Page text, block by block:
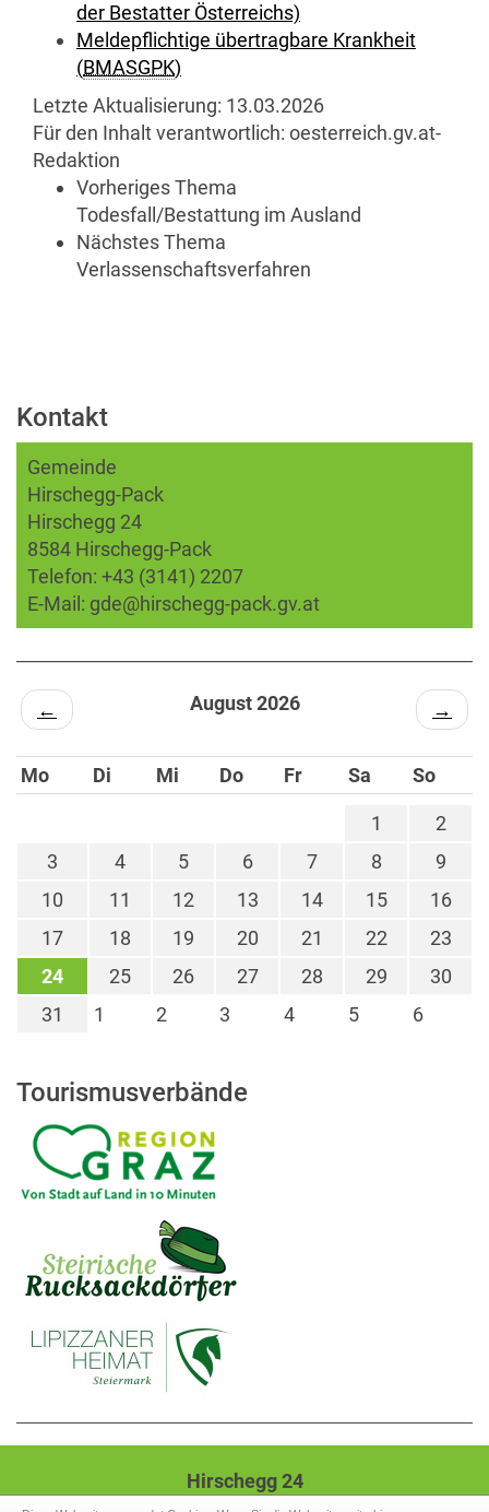
der Bestatter Österreichs)
Meldepflichtige übertragbare Krankheit
(BMASGPK)
Letzte Aktualisierung: 13.03.2026
Für den Inhalt verantwortlich: oesterreich.gv.at-
Redaktion
Vorheriges Thema
Todesfall/Bestattung im Ausland
Nächstes Thema
Verlassenschaftsverfahren
Kontakt
Gemeinde
Hirschegg-Pack
Hirschegg 24
8584 Hirschegg-Pack
Telefon: +43 (3141) 2207
E-Mail: gde@hirschegg-pack.gv.at
← August 2026 →
Mo Di Mi Do Fr Sa So
1
2
3
4 5 6 7 8
9
10
11 12 13 14 15
16
17
18 19 20 21 22
23
24
25 26 27 28 29
30
31
1 2 3 4 5 6
Tourismusverbände
Hirschegg 24